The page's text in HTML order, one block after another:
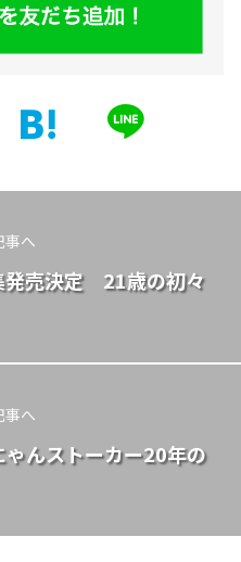
事へ
発売決定 21歳の初々
事へ
んストーカー20年の